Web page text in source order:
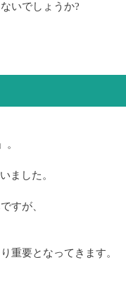
いでしょうか?
ました。
すが、
重要となってきます。